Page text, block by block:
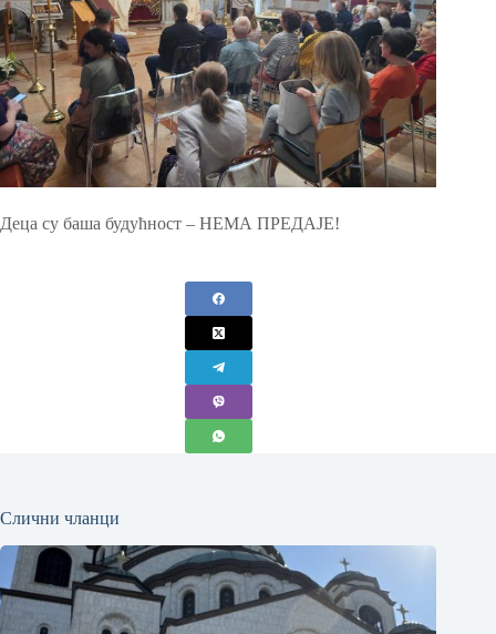
Деца су баша будућност – НЕМА ПРЕДАЈЕ!
Слични чланци